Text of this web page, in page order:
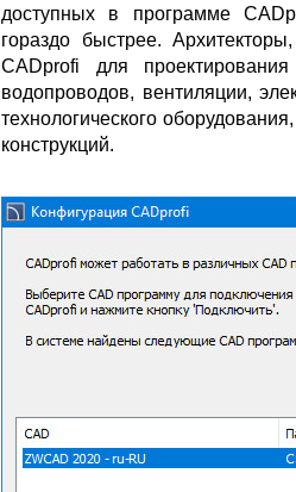
доступных в программе
гораздо быстрее.
CADprofi для проектирования
водопроводов, вентиляции,
технологического
конструкций.